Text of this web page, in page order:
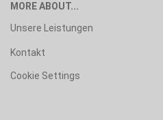
MORE ABOUT...
Unsere Leistungen
Kontakt
Cookie Settings